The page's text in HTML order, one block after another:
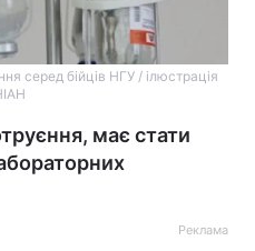
серед бійців НГУ / ілюстрація
має стати
Реклама